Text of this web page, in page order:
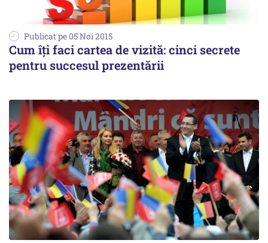
Publicat pe 05 Noi 2015
Cum îți faci cartea de vizită: cinci secrete
pentru succesul prezentării